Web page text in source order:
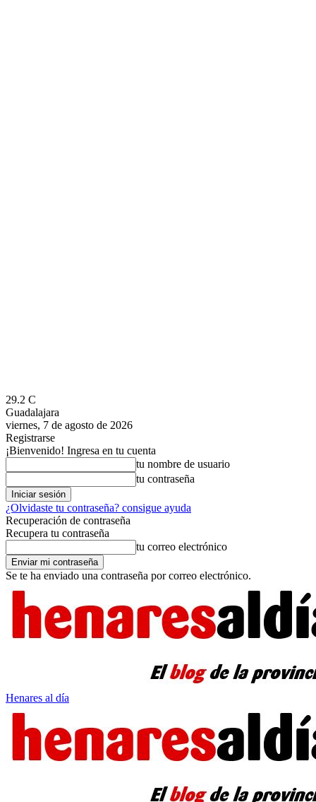
29.2 C
Guadalajara
viernes, 7 de agosto de 2026
Registrarse
¡Bienvenido! Ingresa en tu cuenta
tu nombre de usuario
tu contraseña
¿Olvidaste tu contraseña? consigue ayuda
Recuperación de contraseña
Recupera tu contraseña
tu correo electrónico
Se te ha enviado una contraseña por correo electrónico.
Henares al día